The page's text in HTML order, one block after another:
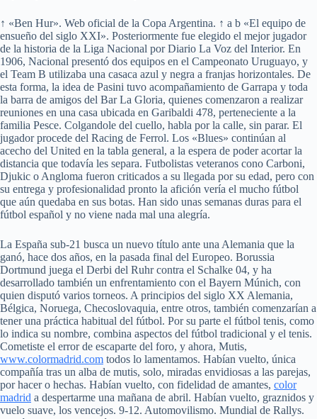
↑ «Ben Hur». Web oficial de la Copa Argentina. ↑ a b «El equipo de
ensueño del siglo XXI». Posteriormente fue elegido el mejor jugador
de la historia de la Liga Nacional por Diario La Voz del Interior. En
1906, Nacional presentó dos equipos en el Campeonato Uruguayo, y
el Team B utilizaba una casaca azul y negra a franjas horizontales. De
esta forma, la idea de Pasini tuvo acompañamiento de Garrapa y toda
la barra de amigos del Bar La Gloria, quienes comenzaron a realizar
reuniones en una casa ubicada en Garibaldi 478, perteneciente a la
familia Pesce. Colgandole del cuello, habla por la calle, sin parar. El
jugador procede del Racing de Ferrol. Los «Blues» continúan al
acecho del United en la tabla general, a la espera de poder acortar la
distancia que todavía les separa. Futbolistas veteranos cono Carboni,
Djukic o Angloma fueron criticados a su llegada por su edad, pero con
su entrega y profesionalidad pronto la afición vería el mucho fútbol
que aún quedaba en sus botas. Han sido unas semanas duras para el
fútbol español y no viene nada mal una alegría.
La España sub-21 busca un nuevo título ante una Alemania que la
ganó, hace dos años, en la pasada final del Europeo. Borussia
Dortmund juega el Derbi del Ruhr contra el Schalke 04, y ha
desarrollado también un enfrentamiento con el Bayern Múnich, con
quien disputó varios torneos. A principios del siglo XX Alemania,
Bélgica, Noruega, Checoslovaquia, entre otros, también comenzarían a
tener una práctica habitual del fútbol. Por su parte el fútbol tenis, como
lo indica su nombre, combina aspectos del fútbol tradicional y el tenis.
Cometiste el error de escaparte del foro, y ahora, Mutis,
www.colormadrid.com todos lo lamentamos. Habían vuelto, única
compañía tras un alba de mutis, solo, miradas envidiosas a las parejas,
por hacer o hechas. Habían vuelto, con fidelidad de amantes, color
madrid a despertarme una mañana de abril. Habían vuelto, graznidos y
vuelo suave, los vencejos. 9-12. Automovilismo. Mundial de Rallys.